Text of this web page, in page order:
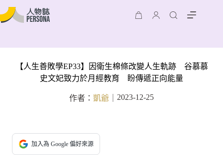
【人生善敗學EP33】因衛生棉條改變人生軌跡 谷慕慕
史文妃致力於月經教育 盼傳遞正向能量
作者： 凱爺 2023-12-25
加入為 Google 偏好來源